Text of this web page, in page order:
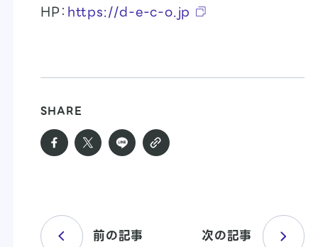
HP： https://d-e-c-o.jp
SHARE
前の記事 次の記事